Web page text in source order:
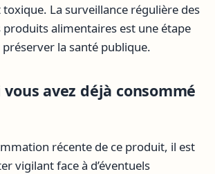
La surveillance régulière des
produits alimentaires est une étape
la santé publique.
avez déjà consommé
récente de ce produit, il est
vigilant face à d’éventuels